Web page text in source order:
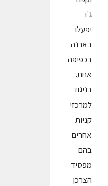
ג'ו
יפעלו
בארנה
בכפיפה
אחת.
בניגוד
למרכזי
קניות
אחרים
בהם
מפסיד
הצרכן